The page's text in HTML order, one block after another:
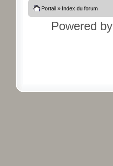
Portail» Index du forum
Powered by